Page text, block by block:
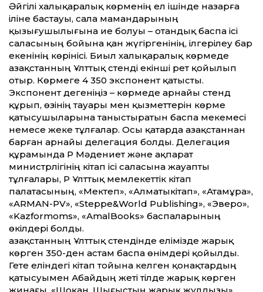
Әйгілі халықаралық көрменің ел ішінде назарға
іліне бастауы, сала мамандарының
қызығушылығына ие болуы – отандық баспа ісі
саласының бойына қан жүгіргенінің, ілгерілеу бар
екенінің көрінісі. Биыл халықаралық көрмеде
Қазақстанның Ұлт­тық стенді екінші рет қойылып
отыр. Көрмеге 4 350 экспонент қатысты.
Экспонент дегеніңіз – көрмеде арнайы стенд
құрып, өзінің тауары мен қызметтерін көрме
қатысушыларына таныстыратын баспа мекемесі
немесе жеке тұлғалар. Осы қатарда Қазақ­станнан
барған арнайы делегация болды. Делегация
құрамында ҚР Мәдениет және ақпарат
министрлігінің кітап ісі саласына жауапты
тұлғалары, ҚР Ұлттық мемлекеттік кітап
палатасының, «Мектеп», «Алматыкітап», «Атамұра»,
«ARMAN-PV», «Steppe&World Publishing», «Эверо»,
«Kazformoms», «АmalBooks» баспаларының
өкілдері болды.
Қазақстанның Ұлттық стендінде елімізде жарық
көрген 350-ден астам баспа өнімдері қойылды.
Гете еліндегі кітап тойына келген қонақтардың
қатысуымен Абайдың жеті тілде жарық көрген